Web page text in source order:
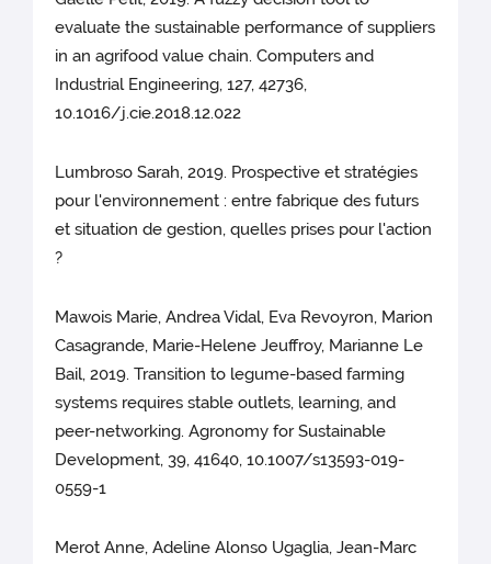
evaluate the sustainable performance of suppliers
in an agrifood value chain. Computers and
Industrial Engineering, 127, 42736,
10.1016/j.cie.2018.12.022
Lumbroso Sarah, 2019. Prospective et stratégies
pour l'environnement : entre fabrique des futurs
et situation de gestion, quelles prises pour l'action
?
Mawois Marie, Andrea Vidal, Eva Revoyron, Marion
Casagrande, Marie-Helene Jeuffroy, Marianne Le
Bail, 2019. Transition to legume-based farming
systems requires stable outlets, learning, and
peer-networking. Agronomy for Sustainable
Development, 39, 41640, 10.1007/s13593-019-
0559-1
Merot Anne, Adeline Alonso Ugaglia, Jean-Marc